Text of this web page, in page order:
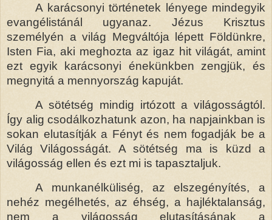
A karácsonyi történetek lényege mindegyik
evangélistánál ugyanaz. Jézus Krisztus
személyén a világ Megváltója lépett Földünkre,
Isten Fia, aki meghozta az igaz hit világát, amint
ezt egyik karácsonyi énekünkben zengjük, és
megnyitá a mennyország kapuját.
A sötétség mindig irtózott a világosságtól.
Így alig csodálkozhatunk azon, ha napjainkban is
sokan elutasítják a Fényt és nem fogadják be a
Világ Világosságát. A sötétség ma is küzd a
világosság ellen és ezt mi is tapasztaljuk.
A munkanélküliség, az elszegényítés, a
nehéz megélhetés, az éhség, a hajléktalanság,
nem a világosság elutasításának a